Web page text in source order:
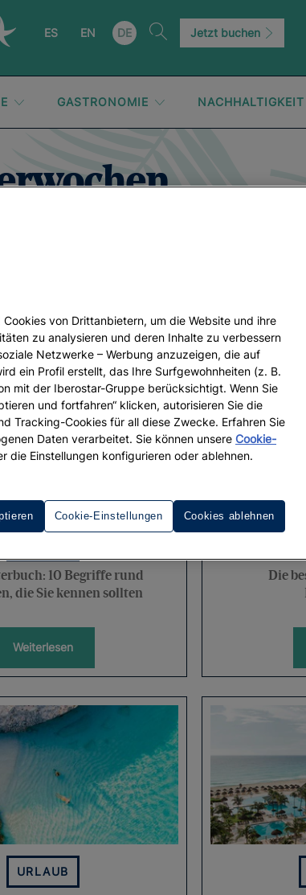
ES EN DE Jetzt buchen
GASTRONOMIE NACHHALTIGKEIT
10 Begriffe rund
die Sie kennen sollten
Weiterlesen
Die
URLAUB
von Drittanbietern, um die Website und ihre
zu analysieren und deren Inhalte zu verbessern
Netzwerke – Werbung anzuzeigen, die auf
ein Profil erstellt, das Ihre Surfgewohnheiten (z. B.
mit der Iberostar-Gruppe berücksichtigt. Wenn Sie
und fortfahren“ klicken, autorisieren Sie die
Tracking-Cookies für all diese Zwecke. Erfahren Sie
Daten verarbeitet. Sie können unsere Cookie-
die Einstellungen konfigurieren oder ablehnen.
Cookie-Einstellungen Cookies ablehnen